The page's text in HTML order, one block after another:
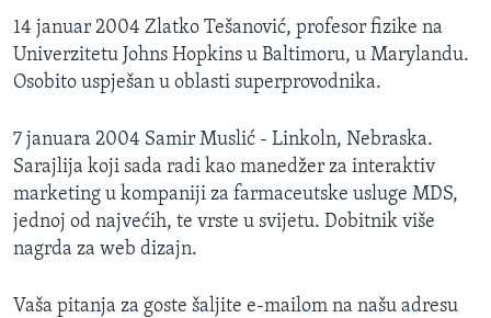
MAGAZIN
O GLASU AMERIKE
Learning English
PRATITE NAS
14 januar 2004 Zlatko Tešanović, profesor fizike na
Univerzitetu Johns Hopkins u Baltimoru, u Marylandu.
Osobito uspješan u oblasti superprovodnika.
7 januara 2004 Samir Muslić - Linkoln, Nebraska.
Sarajlija koji sada radi kao manedžer za interaktiv
marketing u kompaniji za farmaceutske usluge MDS,
jednoj od najvećih, te vrste u svijetu. Dobitnik više
nagrda za web dizajn.
Vaša pitanja za goste šaljite e-mailom na našu adresu